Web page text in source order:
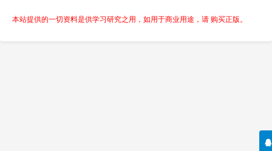
本站提供的一切资料是供学习研究之用，如用于商业用途，请 购买正版。